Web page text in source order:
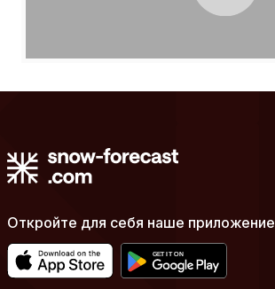
Откройте для себя наше приложение